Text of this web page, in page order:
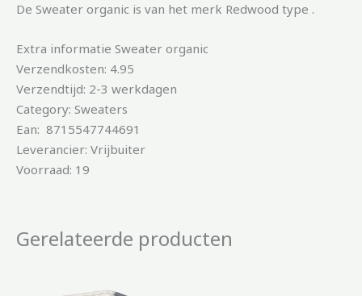
De Sweater organic is van het merk Redwood type .
Extra informatie Sweater organic
Verzendkosten: 4.95
Verzendtijd: 2-3 werkdagen
Category: Sweaters
Ean: 8715547744691
Leverancier: Vrijbuiter
Voorraad: 19
Gerelateerde producten